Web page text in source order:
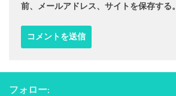
前、メールアドレス、サイトを保存する。
フォロー: